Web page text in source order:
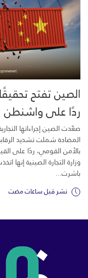
الصين تفتح
ردًا على واشنطن
صعّدت الصين إجراءاتها
المضادة شملت تشديد
بالأمن القومي، ردًا على
وزارة التجارة الصينية إنها
باشرت...
نشر قبل ساعات مضت